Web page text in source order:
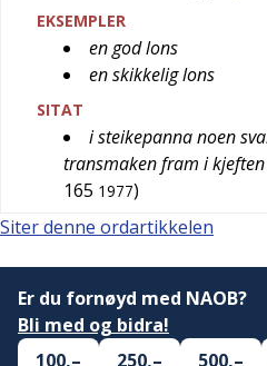
EKSEMPLER
en god lons
en skikkelig lons
SITAT
i steikepanna noen
transmaken fram i kjeften
165 1977)
Siter denne ordartikkelen
Er du fornøyd med NAOB?
Bli med og bidra!
100,–
250,– 500,–